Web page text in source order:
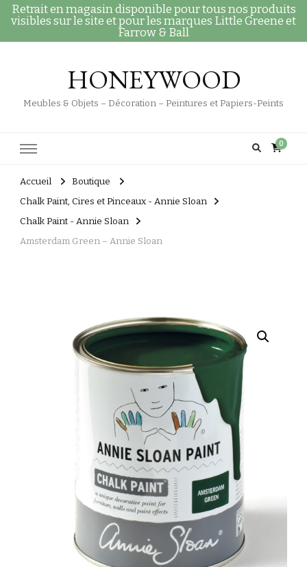
Retrait en magasin disponible pour tous nos produits
visibles sur le site et pour les marques Little Greene et
Farrow & Ball
HONEYWOOD
Meubles & Objets – Décoration – Peintures et Papiers-Peints
0
Accueil
Boutique
Chalk Paint, Cires et Pinceaux - Annie Sloan
Chalk Paint - Annie Sloan
Amsterdam Green – Annie Sloan